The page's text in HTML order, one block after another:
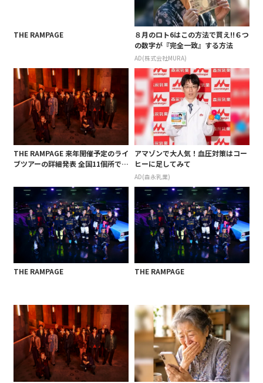
THE RAMPAGE
８月のロト6はこの方法で買え!!６つ
の数字が『完全一致』する方法
AD(株式会社MURA)
THE RAMPAGE 来年開催予定のライ
ブツアーの詳細発表 全国11個所で2
アマゾンで大人気！血圧対策はコー
ヒーに足してみて
AD(森永乳業)
THE RAMPAGE THE RAMPAGE